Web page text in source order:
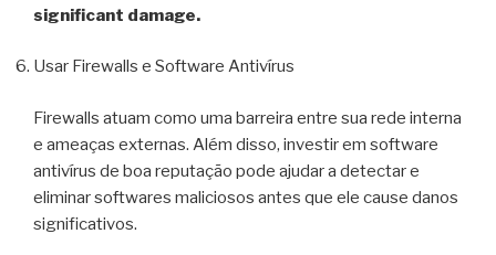
significant damage.
Usar Firewalls e Software Antivírus
Firewalls atuam como uma barreira entre sua rede interna
e ameaças externas. Além disso, investir em software
antivírus de boa reputação pode ajudar a detectar e
eliminar softwares maliciosos antes que ele cause danos
significativos.